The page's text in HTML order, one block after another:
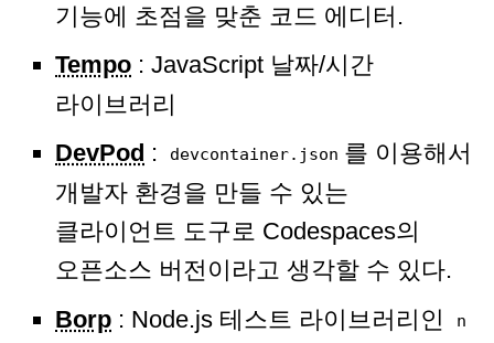
기능에 초점을 맞춘 코드 에디터.
Tempo : JavaScript 날짜/시간
라이브러리
DevPod : devcontainer.json 를 이용해서
개발자 환경을 만들 수 있는
클라이언트 도구로 Codespaces의
오픈소스 버전이라고 생각할 수 있다.
Borp : Node.js 테스트 라이브러리인
n